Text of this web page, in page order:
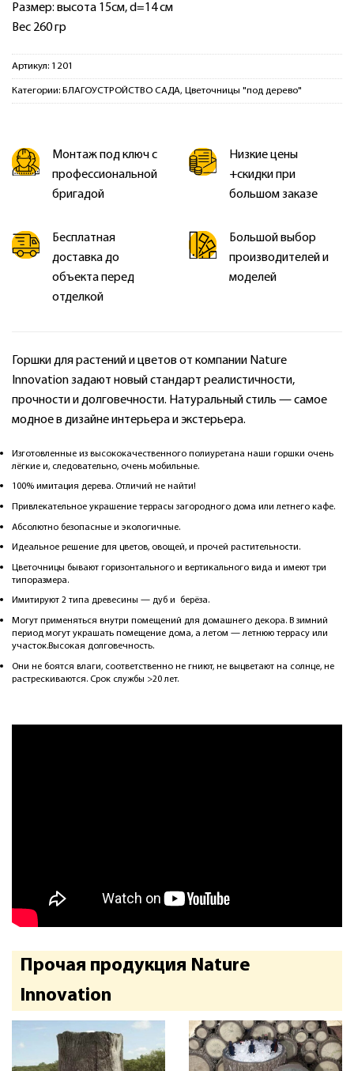
Размер: высота 15см, d=14 см
Вес 260 гр
Артикул: 1201
Категории: БЛАГОУСТРОЙСТВО САДА, Цветочницы "под дерево"
Монтаж под ключ с
профессиональной
бригадой
Низкие цены
+скидки при
большом заказе
Бесплатная
доставка до
объекта перед
отделкой
Большой выбор
производителей и
моделей
Горшки для растений и цветов от компании Nature
Innovation задают новый стандарт реалистичности,
прочности и долговечности. Натуральный стиль — самое
модное в дизайне интерьера и экстерьера.
Изготовленные из высококачественного полиуретана наши горшки очень
лёгкие и, следовательно, очень мобильные.
100% имитация дерева. Отличий не найти!
Привлекательное украшение террасы загородного дома или летнего кафе.
Абсолютно безопасные и экологичные.
Идеальное решение для цветов, овощей, и прочей растительности.
Цветочницы бывают горизонтального и вертикального вида и имеют три
типоразмера.
Имитируют 2 типа древесины — дуб и берёза.
Могут применяться внутри помещений для домашнего декора. В зимний
период могут украшать помещение дома, а летом — летнюю террасу или
участок.Высокая долговечность.
Они не боятся влаги, соответственно не гниют, не выцветают на солнце, не
растрескиваются. Срок службы >20 лет.
Прочая продукция Nature
Innovation